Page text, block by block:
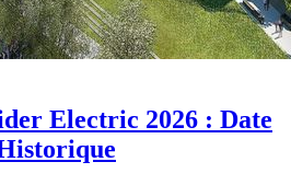
Electric 2026 : Date